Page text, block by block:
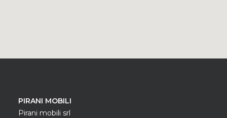
PIRANI MOBILI
Pirani mobili srl